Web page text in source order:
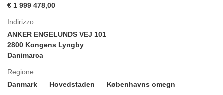
Indirizzo
ANKER ENGELUNDS VEJ 101
2800 Kongens Lyngby
Danimarca
Regione
Danmark
Hovedstaden Københavns omegn
€ 1 999 478,00